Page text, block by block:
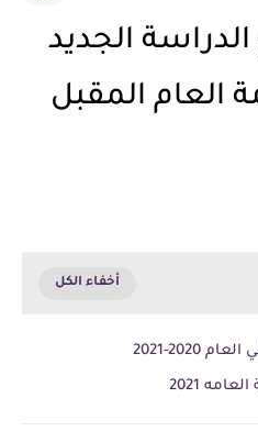
الجديد
العام المقبل
2021
2021